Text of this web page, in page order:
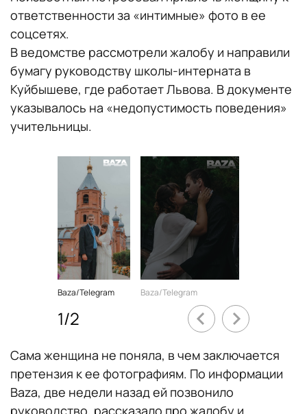
ответственности за «интимные» фото в ее
соцсетях.
В ведомстве рассмотрели жалобу и направили
бумагу руководству школы-интерната в
Куйбышеве, где работает Львова. В документе
указывалось на «недопустимость поведения»
учительницы.
Baza/Telegram Baza/Telegram
1/2
Сама женщина не поняла, в чем заключается
претензия к ее фотографиям. По информации
Baza, две недели назад ей позвонило
руководство, рассказало про жалобу и